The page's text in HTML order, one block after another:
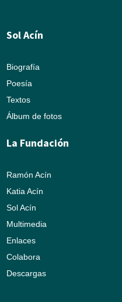
Sol Acín
Biografía
Poesía
Textos
Álbum de fotos
La Fundación
Ramón Acín
Katia Acín
Sol Acín
Multimedia
Enlaces
Colabora
Descargas